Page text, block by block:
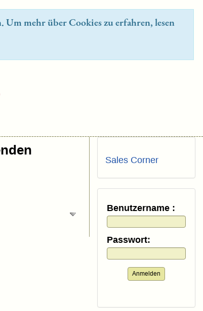
mehr über Cookies zu erfahren, lesen
Sales Corner
Benutzername :
Passwort:
Anmelden